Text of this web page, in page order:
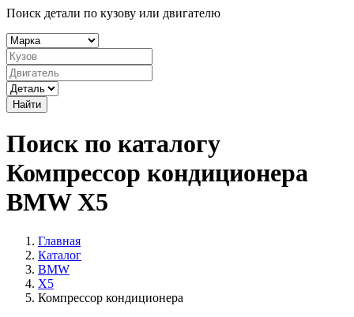
Поиск детали по кузову или двигателю
Найти
Поиск по каталогу
Компрессор кондиционера
BMW X5
Главная
Каталог
BMW
X5
Компрессор кондиционера